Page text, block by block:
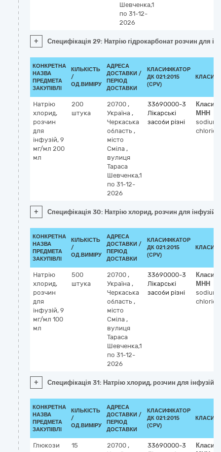
Шевченка,1
по 31-12-
2026
+ Специфікація 29: Натрію гідрокарбонат розчин для
КОНКРЕТНА
НАЗВА
ПРЕДМЕТА
ЗАКУПІВЛІ
КІЛЬКІСТЬ
/
ОД.ВИМІРУ
АДРЕСА
ДОСТАВКИ /
ПЕРІОД
ДОСТАВКИ
КЛАСИФІКАТОР
ДК 021:2015
(CPV)
Натрію
хлорид,
розчин
для
інфузій, 9
мг/мл 200
мл
200
штука
20700 ,
Україна ,
Черкаська
область ,
місто
Сміла ,
вулиця
Тараса
Шевченка,1
по 31-12-
2026
33690000-3
Лікарські
засоби різні
МНН
sodium
chloride
+ Специфікація 30: Натрію хлорид, розчин для
КОНКРЕТНА
НАЗВА
ПРЕДМЕТА
ЗАКУПІВЛІ
КІЛЬКІСТЬ
/
ОД.ВИМІРУ
АДРЕСА
ДОСТАВКИ /
ПЕРІОД
ДОСТАВКИ
КЛАСИФІКАТОР
ДК 021:2015
(CPV)
Натрію
хлорид,
розчин
для
інфузій, 9
мг/мл 100
мл
500
штука
20700 ,
Україна ,
Черкаська
область ,
місто
Сміла ,
вулиця
Тараса
Шевченка,1
по 31-12-
2026
33690000-3
Лікарські
засоби різні
МНН
sodium
chloride
+ Специфікація 31: Натрію хлорид, розчин для
КОНКРЕТНА
НАЗВА
ПРЕДМЕТА
ЗАКУПІВЛІ
КІЛЬКІСТЬ
/
ОД.ВИМІРУ
АДРЕСА
ДОСТАВКИ /
ПЕРІОД
ДОСТАВКИ
КЛАСИФІКАТОР
ДК 021:2015
(CPV)
Глюкози
15
20700 ,
33690000-3